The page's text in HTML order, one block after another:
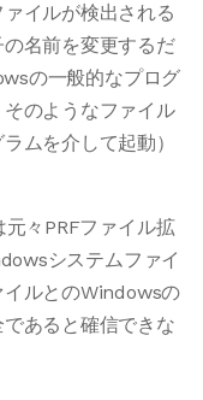
イルが検出される
名前を変更するだ
の一般的なプログ
のようなファイル
ムを介して起動）
々PRFファイル拡
システムファイ
イルとのWindowsの
あると確信できな